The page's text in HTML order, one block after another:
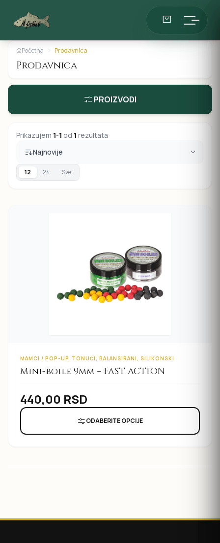
Početna Prodavnica
Prodavnica
PROIZVODI
Prikazujem 1-1 od 1 rezultata
Najnovije
12 24 Sve
MAMCI / POP-UP, TONUĆI, BALANSIRANI, SILIKONSKI
Mini-boile 9mm – FAST ACTION
440,00 RSD
ODABERITE OPCIJE